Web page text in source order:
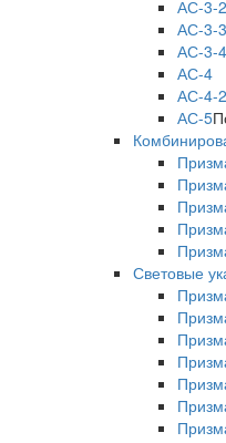
АС-3-2
АС-3-3
АС-3-4
АС-4
АС-4-2
АС-5
Световые